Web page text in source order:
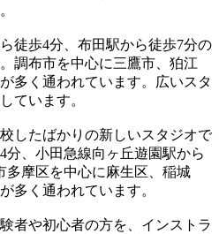
徒歩4分、布田駅から徒歩7分の
調布市を中心に三鷹市、狛江
多く通われています。広いスタ
ています。
したばかりの新しいスタジオで
分、小田急線向ヶ丘遊園駅から
多摩区を中心に麻生区、稲城
多く通われています。
者や初心者の方を、インストラ